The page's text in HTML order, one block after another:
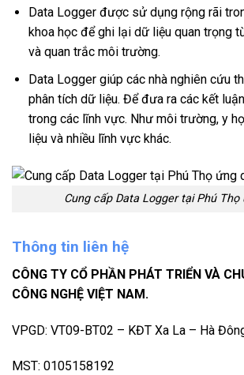
Data Logger được sử dụng rộng rãi
khoa học để ghi lại dữ liệu quan trọng
và quan trắc môi trường.
Data Logger giúp các nhà nghiên cứu
phân tích dữ liệu. Để đưa ra các kết
trong các lĩnh vực. Như môi trường, y
liệu và nhiều lĩnh vực khác.
Cung cấp Data Logger tại Phú Thọ
Thông tin liên hệ
CÔNG TY CỔ PHẦN PHÁT TRIỂN VÀ
CÔNG NGHỆ VIỆT NAM.
VPGD: VT09-BT02 – KĐT Xa La – Hà
MST: 0105158192